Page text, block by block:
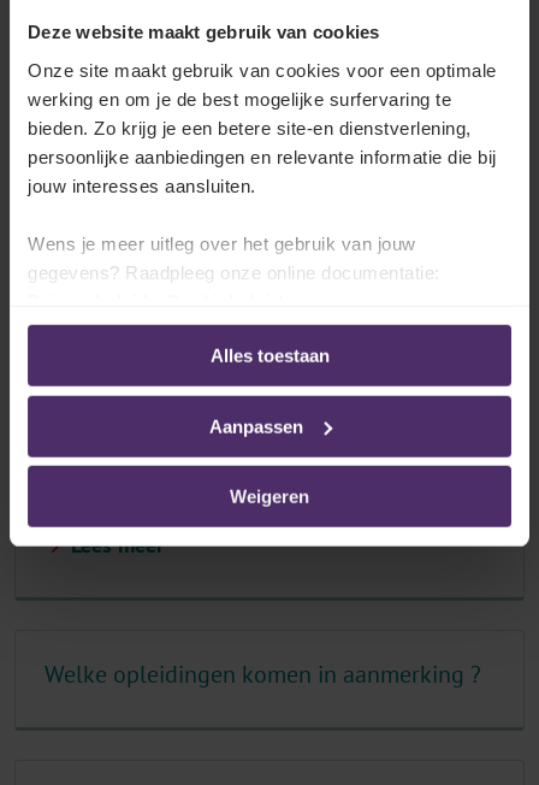
Deze website maakt gebruik van cookies
Onze site maakt gebruik van cookies voor een optimale
werking en om je de best mogelijke surfervaring te
bieden. Zo krijg je een betere site-en dienstverlening,
persoonlijke aanbiedingen en relevante informatie die bij
jouw interesses aansluiten.
Wens je meer uitleg over het gebruik van jouw
gegevens? Raadpleeg onze online documentatie:
Alles toestaan
Aanpassen
Weigeren
Wat is de aanmoedigingssteun voor
opleiding?
Lees meer
Welke werkgevers komen in aanmerking?
Lees meer
Welke opleidingen komen in aanmerking ?